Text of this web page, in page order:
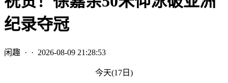
纪录夺冠
闲趣 · · 2026-08-09 21:28:53
今天(17日)